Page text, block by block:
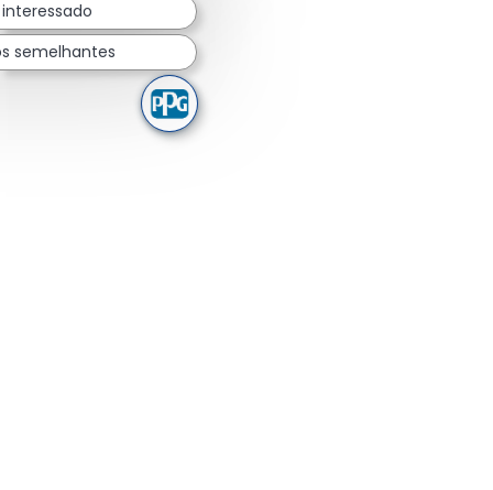
semelhantes